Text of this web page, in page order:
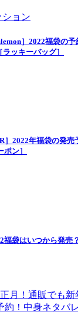
ション
］2022福袋の
ッキーバッグ］
］2022年福袋の発
ポン］
福袋はいつから発
月！通販でも新
約！中身ネタバ